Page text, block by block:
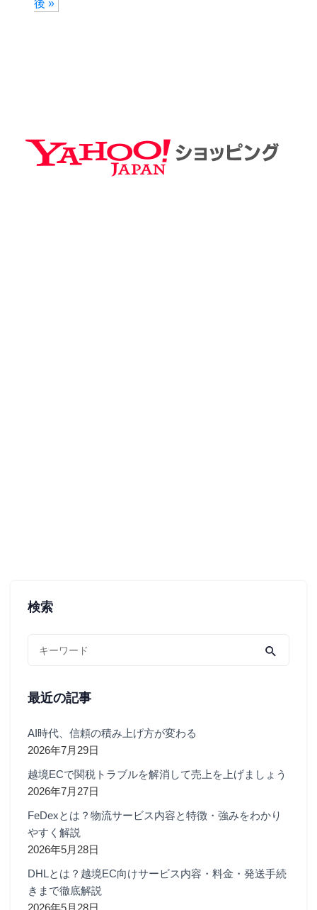
後 »
検索
最近の記事
AI時代、信頼の積み上げ方が変わる
2026年7月29日
越境ECで関税トラブルを解消して売上を上げましょう
2026年7月27日
FeDexとは？物流サービス内容と特徴・強みをわかり
やすく解説
2026年5月28日
DHLとは？越境EC向けサービス内容・料金・発送手続
きまで徹底解説
2026年5月28日